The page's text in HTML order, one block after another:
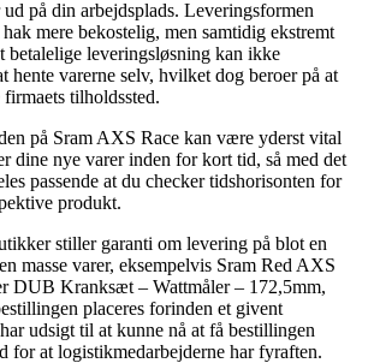
på din arbejdsplads. Leveringsformen
mere bekostelig, men samtidig ekstremt
betalelige leveringsløsning kan ikke
hente varerne selv, hvilket dog beroer på at
tilholdssted.
på Sram AXS Race kan være yderst vital
dine nye varer inden for kort tid, så med det
passende at du checker tidshorisonten for
produkt.
stiller garanti om levering på blot en
masse varer, eksempelvis Sram Red AXS
DUB Kranksæt – Wattmåler – 172,5mm,
placeres forinden et givent
udsigt til at kunne nå at få bestillingen
for at logistikmedarbejderne har fyraften.